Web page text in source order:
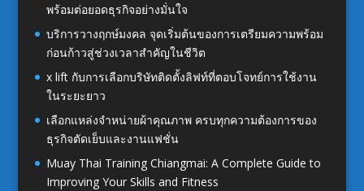
พร้อมต่อยอดธุรกิจอย่างมั่นใจ
บริการวางฤกษ์มงคล จุดเริ่มต้นของการเตรียมความพร้อม
ก่อนก้าวสู่ช่วงเวลาสำคัญในชีวิต
x lift กับการเลือกบริษัทติดตั้งลิฟท์ที่ตอบโจทย์การใช้งาน
ในระยะยาว
เลือกแหล่งจำหน่ายผ้าคุณภาพ ครบทุกความต้องการของ
ธุรกิจตัดเย็บและงานแฟชั่น
Muay Thai Training Chiangmai: A Complete Guide to
Improving Your Skills and Fitness